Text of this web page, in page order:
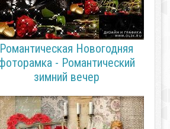
Романтическая Новогодняя
- Романтический
зимний вечер